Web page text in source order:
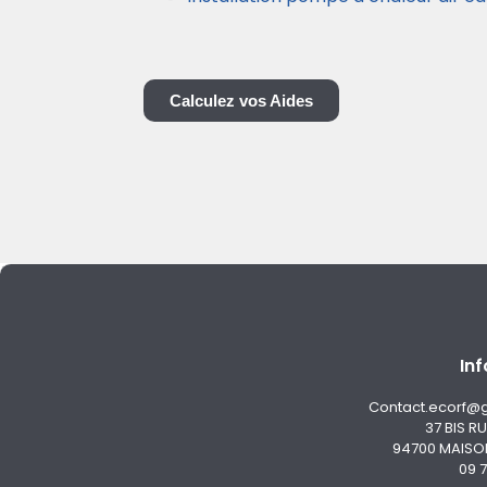
Calculez vos Aides
37 BIS
94700
09